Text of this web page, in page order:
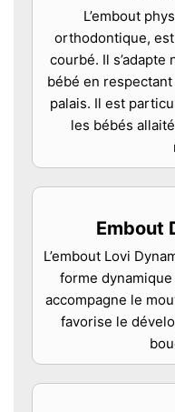
L’embout
orthodontique,
courbé. Il
bébé en
palais. Il est
les bébés
Embout
L’embout Lovi
forme
accompagne le
favorise le